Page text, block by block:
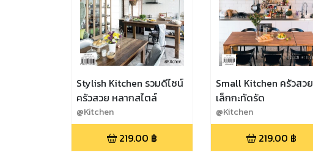
Stylish Kitchen รวมดีไซน์
ครัวสวย หลากสไตล์
@Kitchen
219.00 ฿
Small Kitchen ครัวสวย
เล็กกะทัดรัด
@Kitchen
219.00 ฿